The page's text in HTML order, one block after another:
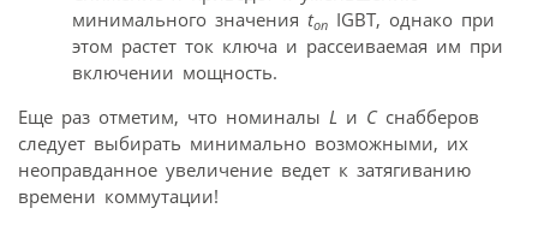
минимального значения ton IGBT, однако при
этом растет ток ключа и рассеиваемая им при
включении мощность.
Еще раз отметим, что номиналы L и Cснабберов
следует выбирать минимально возможными, их
неоправданное увеличение ведет к затягиванию
времени коммутации!